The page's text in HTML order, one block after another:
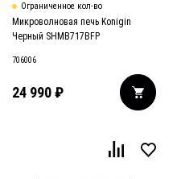
Ограниченное кол-во
Микроволновая печь Konigin
Черный SHMB717BFP
706006
24 990 ₽